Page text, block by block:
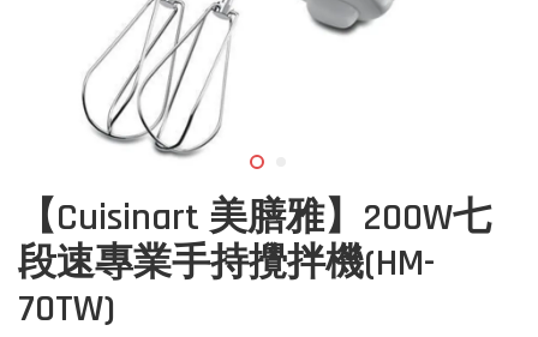
【Cuisinart 美膳雅】200W七
段速專業手持攪拌機(HM-
70TW)